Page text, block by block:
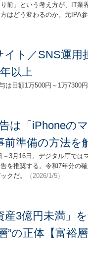
前」という考え方が、IT業
はどう変わるのか。元IPA参
イト／SNS運
以上
日額1万500円～1万7300
は「iPhoneの
準備の方法を
3月16日。デジタル庁では
を推奨する。令和7年分の
クだ。
（2026/1/5）
産3億円未満」
”の正体【富裕